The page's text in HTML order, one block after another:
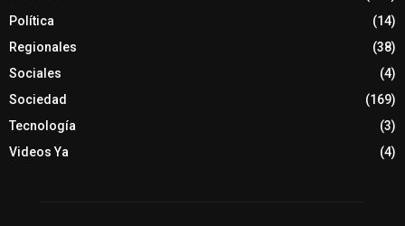
Política
(14)
Regionales
(38)
Sociales
(4)
Sociedad
(169)
Tecnología
(3)
Videos Ya
(4)